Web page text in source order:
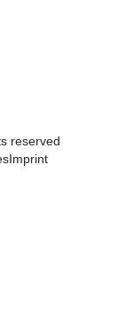
reserved
Imprint